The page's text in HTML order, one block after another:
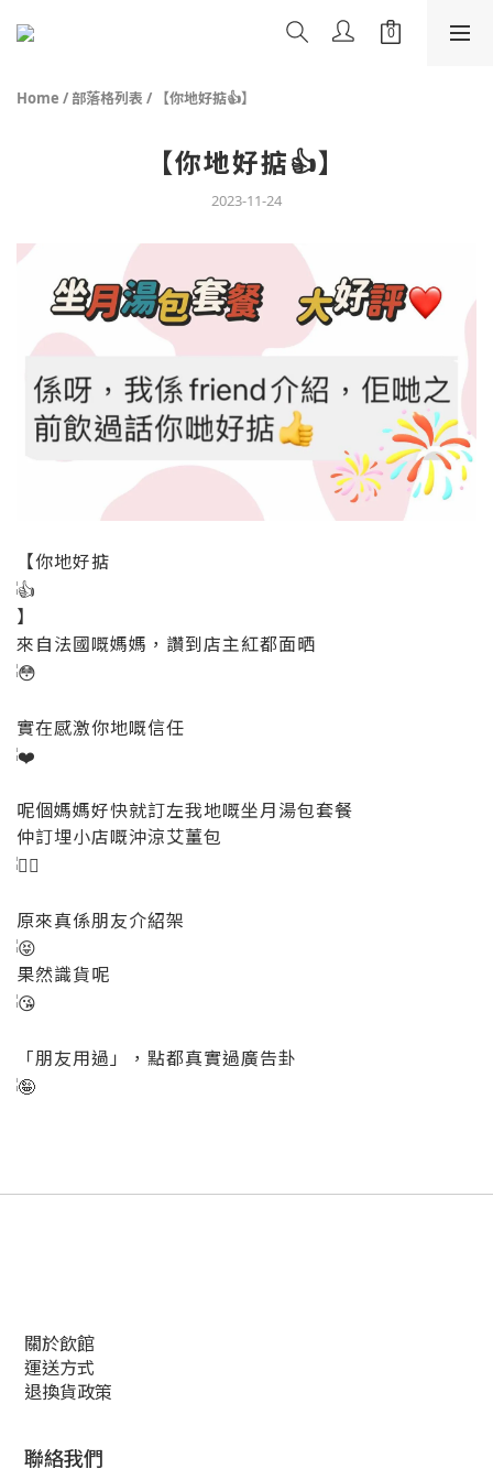
Home / 部落格列表 / 【你地好掂👍】
【你地好掂👍】
2023-11-24
【你地好掂
】
來自法國嘅媽媽，讚到店主紅都面晒
實在感激你地嘅信任
呢個媽媽好快就訂左我地嘅坐月湯包套餐
仲訂埋小店嘅沖涼艾薑包
原來真係朋友介紹架
果然識貨呢
「朋友用過」，點都真實過廣告卦
關於飲館
運送方式
退換貨政策
聯絡我們